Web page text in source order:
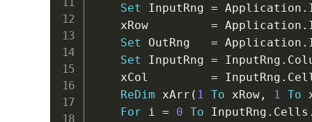
Set InputRng = Application .
	xRow
= Application .
Set OutRng = Application .
Set InputRng = InputRng .
	xCol
= InputRng .
ReDim xArr ( 1 To xRow, 1 To
For i = 0 To InputRng . Cells